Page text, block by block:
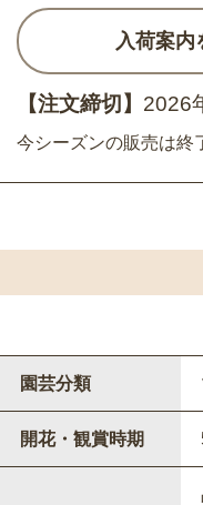
入荷案内
【注文締切】 2026
今シーズンの販売は終
園芸分類
開花・観賞時期